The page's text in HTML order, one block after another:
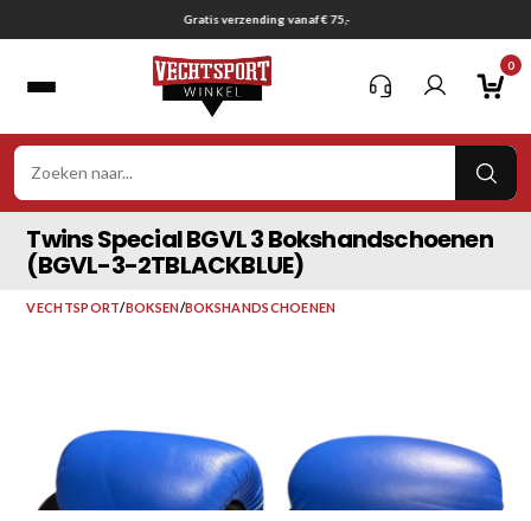
naar
Gratis verzending vanaf € 75,-
0
Twins Special BGVL 3 Bokshandschoenen
(BGVL-3-2TBLACKBLUE)
VECHTSPORT/BOKSEN/BOKSHANDSCHOENEN